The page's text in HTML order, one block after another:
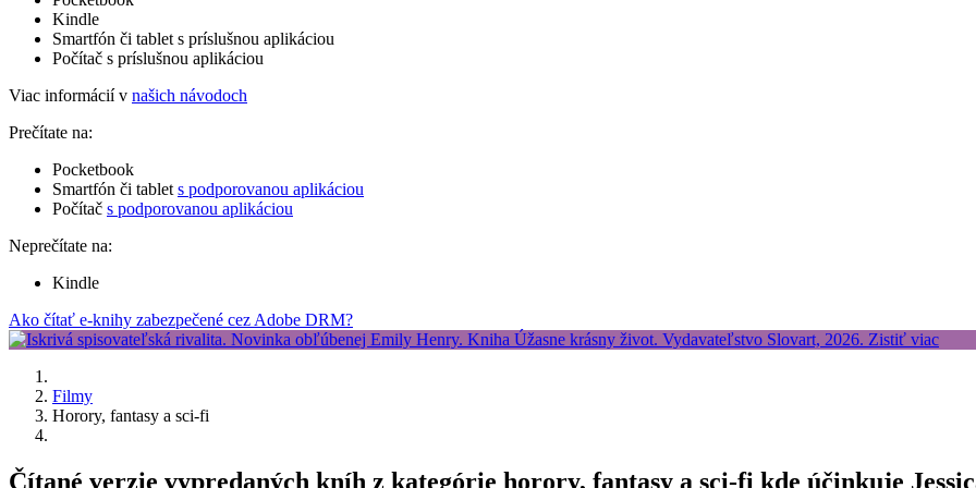
Kindle
Smartfón či tablet s príslušnou aplikáciou
Počítač s príslušnou aplikáciou
Viac informácií v našich návodoch
Prečítate na:
Pocketbook
Smartfón či tablet s podporovanou aplikáciou
Počítač s podporovanou aplikáciou
Neprečítate na:
Kindle
Ako čítať e-knihy zabezpečené cez Adobe DRM?
Filmy
Horory, fantasy a sci-fi
Čítané verzie vypredaných kníh z kategórie horory, fantasy a sci-fi kde účinkuje